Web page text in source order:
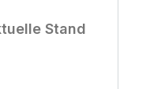
Stand